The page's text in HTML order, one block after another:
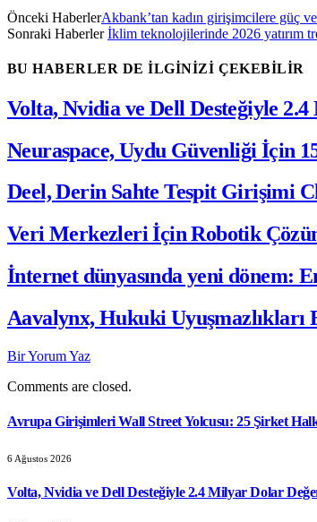
Önceki HaberlerAkbank’tan kadın girişimcilere güç
Sonraki Haberlerİklim teknolojilerinde 2026 yatırım
BU HABERLER DE İLGİNİZİ ÇEKEBİLİR
Volta, Nvidia ve Dell Desteğiyle
Neuraspace, Uydu Güvenliği İçin
Deel, Derin Sahte Tespit Girişimi
Veri Merkezleri İçin Robotik
İnternet dünyasında yeni dönem:
Aavalynx, Hukuki
Bir Yorum Yaz
Comments are closed.
Avrupa Girişimleri Wall Street Yolcusu: 25 Şirket
6 Ağustos 2026
Volta, Nvidia ve Dell Desteğiyle 2.4 Milyar Dolar